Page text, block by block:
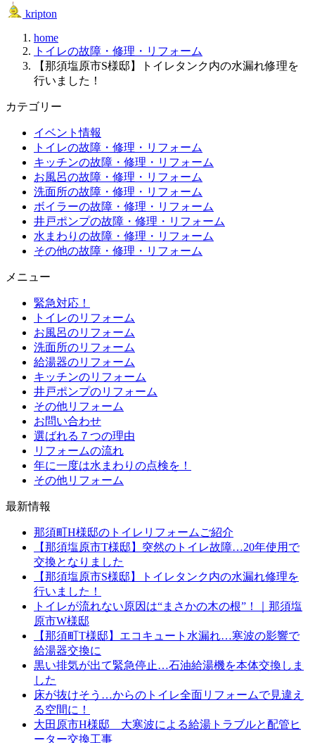
kripton
home
トイレの故障・修理・リフォーム
【那須塩原市S様邸】トイレタンク内の水漏れ修理を
行いました！
カテゴリー
イベント情報
トイレの故障・修理・リフォーム
キッチンの故障・修理・リフォーム
お風呂の故障・修理・リフォーム
洗面所の故障・修理・リフォーム
ボイラーの故障・修理・リフォーム
井戸ポンプの故障・修理・リフォーム
水まわりの故障・修理・リフォーム
その他の故障・修理・リフォーム
メニュー
緊急対応！
トイレのリフォーム
お風呂のリフォーム
洗面所のリフォーム
給湯器のリフォーム
キッチンのリフォーム
井戸ポンプのリフォーム
その他リフォーム
お問い合わせ
選ばれる７つの理由
リフォームの流れ
年に一度は水まわりの点検を！
その他リフォーム
最新情報
那須町H様邸のトイレリフォームご紹介
【那須塩原市T様邸】突然のトイレ故障…20年使用で
交換となりました
【那須塩原市S様邸】トイレタンク内の水漏れ修理を
行いました！
トイレが流れない原因は“まさかの木の根”！｜那須塩
原市W様邸
【那須町T様邸】エコキュート水漏れ…寒波の影響で
給湯器交換に
黒い排気が出て緊急停止…石油給湯機を本体交換しま
した
床が抜けそう…からのトイレ全面リフォームで見違え
る空間に！
大田原市H様邸 大寒波による給湯トラブルと配管ヒ
ーター交換工事